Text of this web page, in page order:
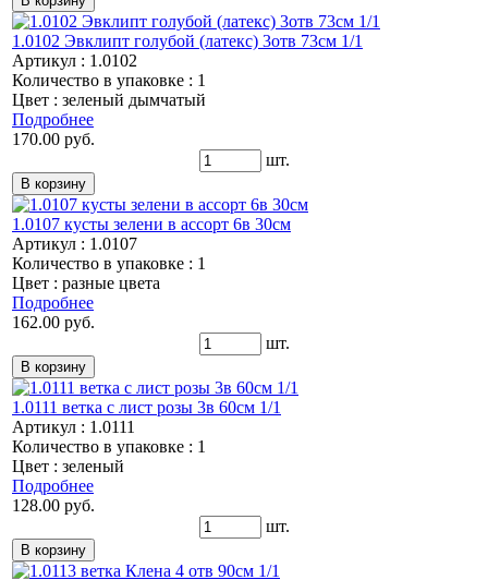
1.0102 Эвклипт голубой (латекс) 3отв 73см 1/1
Артикул : 1.0102
Количество в упаковке : 1
Цвет : зеленый дымчатый
Подробнее
170.00 руб.
шт.
1.0107 кусты зелени в ассорт 6в 30см
Артикул : 1.0107
Количество в упаковке : 1
Цвет : разные цвета
Подробнее
162.00 руб.
шт.
1.0111 ветка с лист розы 3в 60см 1/1
Артикул : 1.0111
Количество в упаковке : 1
Цвет : зеленый
Подробнее
128.00 руб.
шт.